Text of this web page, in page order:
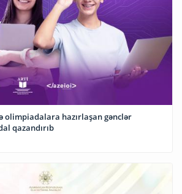
olimpiadalara hazırlaşan gənclər
qazandırıb